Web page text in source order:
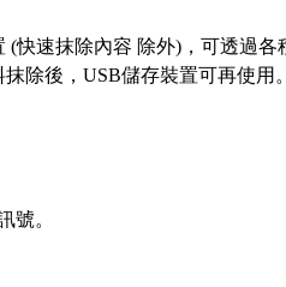
(快速抹除內容 除外)，可透過各
除後，USB儲存裝置可再使用。
號。